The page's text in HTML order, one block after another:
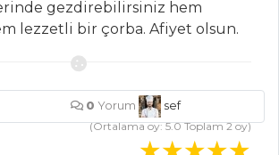
gezdirebilirsiniz hem
lezzetli bir çorba. Afiyet olsun.
0 Yorum
sef
(Ortalama oy:5.0Toplam2oy)